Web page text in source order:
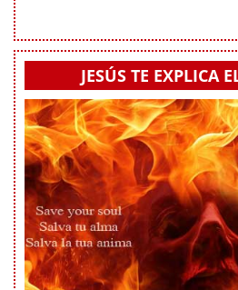
JESÚS TE EXPLICA